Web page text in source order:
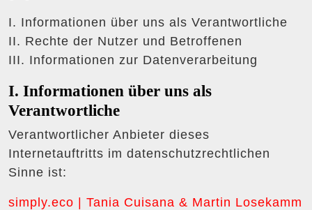
I. Informationen über uns als Verantwortliche
II. Rechte der Nutzer und Betroffenen
III. Informationen zur Datenverarbeitung
I. Informationen über uns als
Verantwortliche
Verantwortlicher Anbieter dieses
Internetauftritts im datenschutzrechtlichen
Sinne ist:
simply.eco | Tania Cuisana & Martin Losekamm